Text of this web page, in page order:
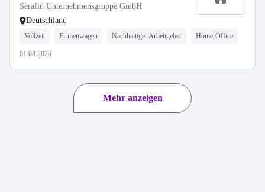
Serafin Unternehmensgruppe GmbH
Deutschland
Vollzeit Firmenwagen Nachhaltiger Arbeitgeber Home-Office
01.08.2026
Mehr anzeigen